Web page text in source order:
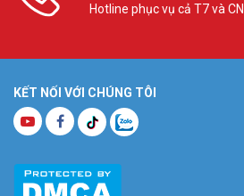
Hotline phục vụ cả T7 và CN
KẾT NỐI VỚI CHÚNG TÔI